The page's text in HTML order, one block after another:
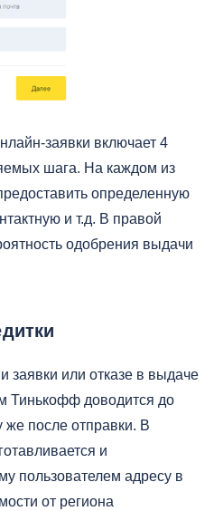
заявки включает 4
шага. На каждом из
определенную
и т.д. В правой
одобрения выдачи
или отказе в выдаче
Тинькофф доводится до
же после отправки. В
и
пользователем адресу в
от региона